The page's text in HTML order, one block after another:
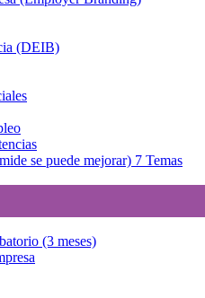
(DEIB)
se puede mejorar) 7 Temas
(3 meses)